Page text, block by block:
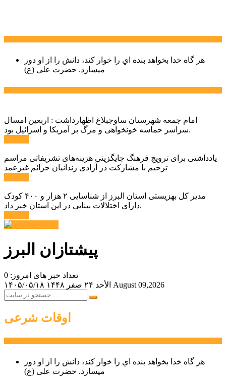
هر گاه خدا بخواهد بنده اي را خوار كند، دانش را از او دور
میسازد. حضرت علی (ع)
امام جمعه شهرستان ساوجبلاغ اظهارداشت : اربعین امسال
سراسر حماسه خونخواهی و مرگ بر آمریکا و اسرائیل بود.
یادداشتی برای ترویج فرهنگ جایگزینی هزینه‌های تشریفاتی مراسم
ترحیم با مشارکت در آزادی زندانیان جرائم غیرعمد
مدیر کل بهزیستی استان البرز از شناسایی ۲ هزار و ۴۰۰ کودک
دارای اختلالات بینایی در این استان خبر داد.
پیشتازان البرز
تعداد خبر های امروز: 0
۱۴۰۵/۰۵/۱۸
الأحد ۲۴ صفر ۱۴۴۸ August 09,2026
اوقات شرعی
هر گاه خدا بخواهد بنده اي را خوار كند، دانش را از او دور
میسازد. حضرت علی (ع)